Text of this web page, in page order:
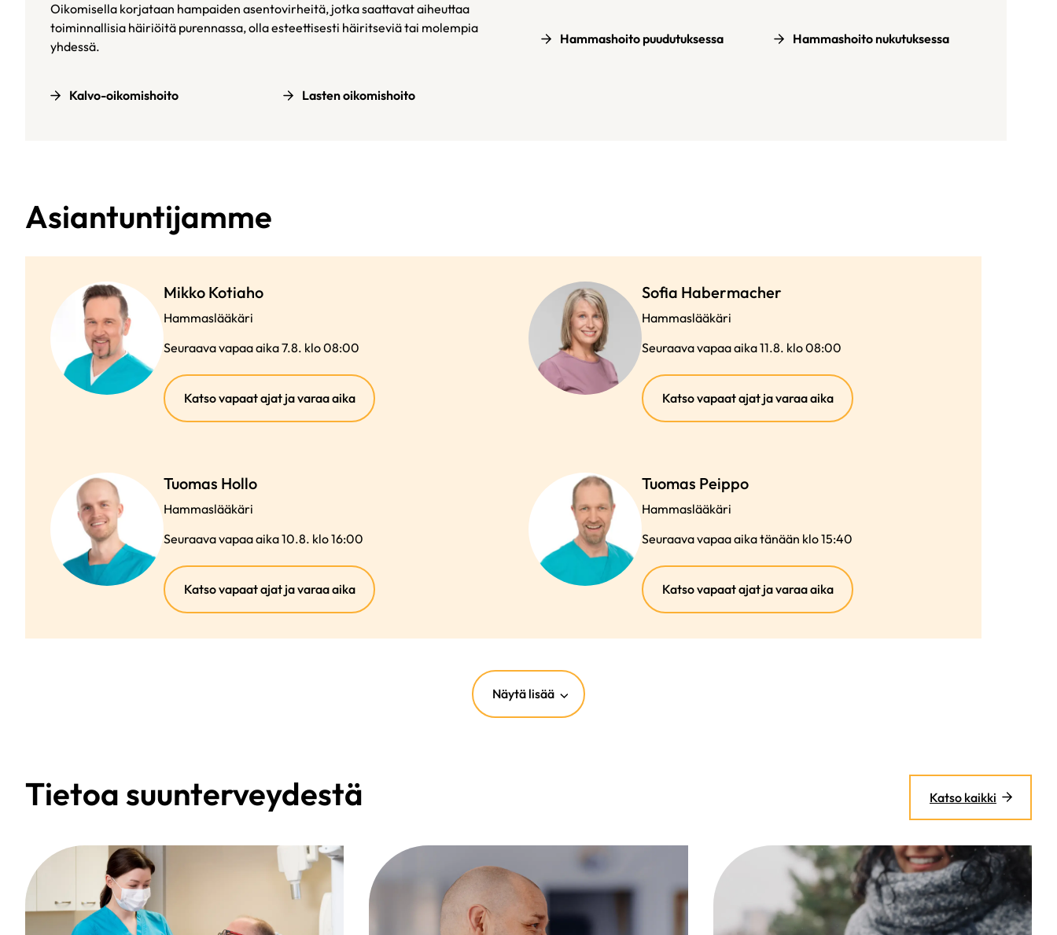
Oikomisella korjataan hampaiden asentovirheitä, jotka saattavat aiheuttaa
toiminnallisia häiriöitä purennassa, olla esteettisesti häiritseviä tai molempia
yhdessä.
Kalvo-oikomishoito Lasten oikomishoito
Hammashoito puudutuksessa Hammashoito nukutuksessa
Asiantuntijamme
Mikko Kotiaho
Hammaslääkäri
Seuraava vapaa aika 7.8. klo 08:00
Katso vapaat ajat ja varaa aika(ulkoinen
linkki)
Sofia Habermacher
Hammaslääkäri
Seuraava vapaa aika 11.8. klo 08:00
Katso vapaat ajat ja varaa aika(ulkoinen
linkki)
Tuomas Hollo
Hammaslääkäri
Seuraava vapaa aika 10.8. klo 16:00
Katso vapaat ajat ja varaa aika(ulkoinen
linkki)
Tuomas Peippo
Hammaslääkäri
Seuraava vapaa aika tänään klo 15:40
Katso vapaat ajat ja varaa aika(ulkoinen
linkki)
Näytä lisää
Tietoa suunterveydestä Katso kaikki